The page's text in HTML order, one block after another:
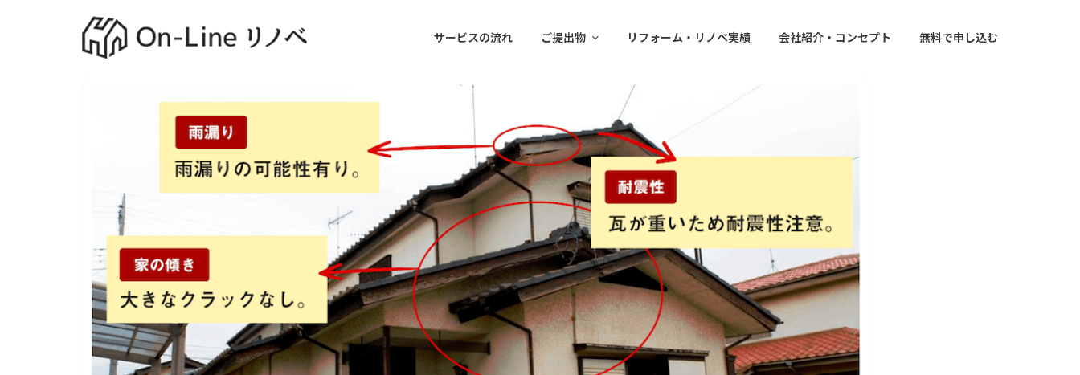
サービスの流れ ご提出物 リフォーム・リノベ実績 会社紹介・コンセプト 無料で申し込む